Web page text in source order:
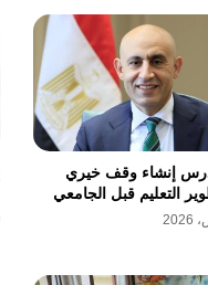
إنشاء وقف خيري
التعليم قبل الجامعي